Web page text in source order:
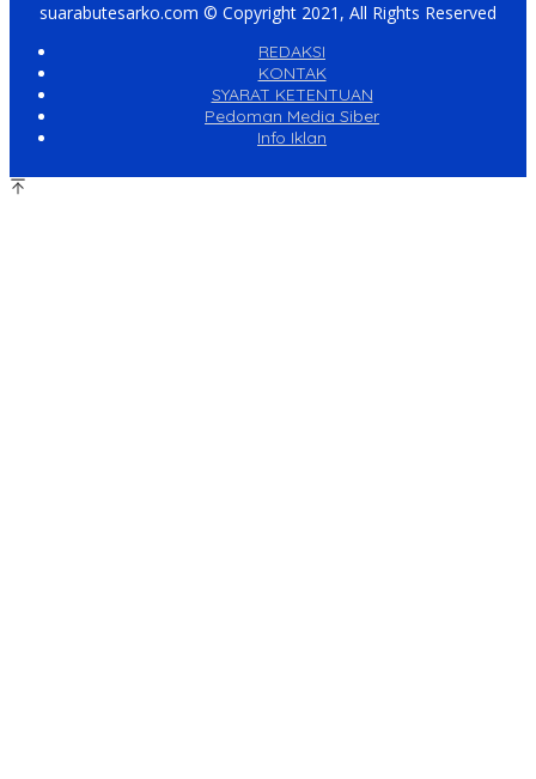
suarabutesarko.com © Copyright 2021, All Rights Reserved
REDAKSI
KONTAK
SYARAT KETENTUAN
Pedoman Media Siber
Info Iklan